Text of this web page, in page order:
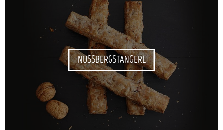
NUSSBERGSTANGERL